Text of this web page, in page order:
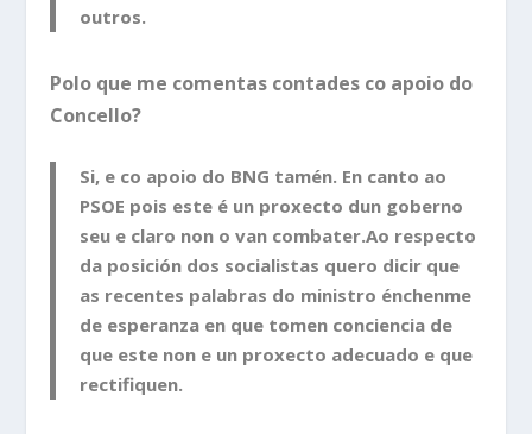
outros.
Polo que me comentas contades co apoio do
Concello?
Si, e co apoio do BNG tamén. En canto ao
PSOE pois este é un proxecto dun goberno
seu e claro non o van combater.Ao respecto
da posición dos socialistas quero dicir que
as recentes palabras do ministro énchenme
de esperanza en que tomen conciencia de
que este non e un proxecto adecuado e que
rectifiquen.